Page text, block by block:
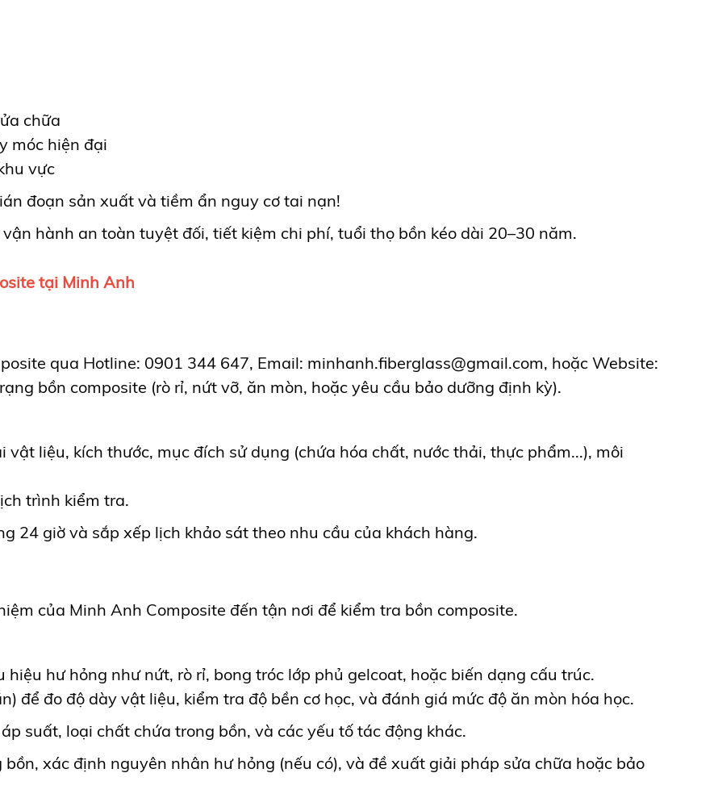
chữa
móc hiện đại
vực
đoạn sản xuất và tiềm ẩn nguy cơ tai nạn!
hành an toàn tuyệt đối, tiết kiệm chi phí, tuổi thọ bồn kéo dài 20–30 năm.
tại Minh Anh
qua Hotline: 0901 344 647, Email: minhanh.fiberglass@gmail.com, hoặc Website:
bồn composite (rò rỉ, nứt vỡ, ăn mòn, hoặc yêu cầu bảo dưỡng định kỳ).
liệu, kích thước, mục đích sử dụng (chứa hóa chất, nước thải, thực phẩm...), môi
trình kiểm tra.
24 giờ và sắp xếp lịch khảo sát theo nhu cầu của khách hàng.
của Minh Anh Composite đến tận nơi để kiểm tra bồn composite.
hư hỏng như nứt, rò rỉ, bong tróc lớp phủ gelcoat, hoặc biến dạng cấu trúc.
để đo độ dày vật liệu, kiểm tra độ bền cơ học, và đánh giá mức độ ăn mòn hóa học.
suất, loại chất chứa trong bồn, và các yếu tố tác động khác.
xác định nguyên nhân hư hỏng (nếu có), và đề xuất giải pháp sửa chữa hoặc bảo